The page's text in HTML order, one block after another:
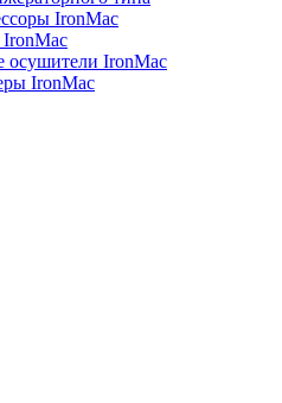
IronMac
осушители IronMac
IronMac